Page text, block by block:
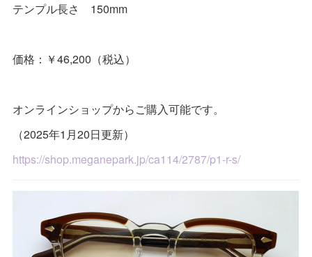
テンプル長さ 150mm
価格：￥46,200（税込）
オンラインショップからご購入可能です。
（2025年1月20日更新）
https://shop.meganepark.jp/ca114/2787/p1-r-s/